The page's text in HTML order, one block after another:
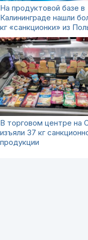
На продуктовой базе в
Калининграде нашли
кг «санкционки» из
В торговом центре на
изъяли 37 кг
продукции